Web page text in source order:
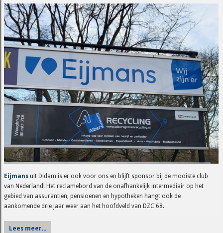
Eijmans uit Didam is er ook voor ons en blijft sponsor bij de mooiste club
van Nederland! Het reclamebord van de onafhankelijk intermediair op het
gebied van assurantiën, pensioenen en hypotheken hangt ook de
aankomende drie jaar weer aan het hoofdveld van DZC'68.
Lees meer...